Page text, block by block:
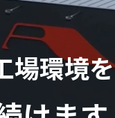
場環境を